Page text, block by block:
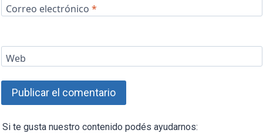
Correo electrónico *
Web
Si te gusta nuestro contenido podés ayudarnos: